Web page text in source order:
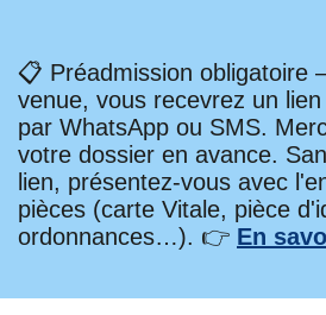
📋 Préadmission obligatoire
venue, vous recevrez un
par WhatsApp ou SMS.
votre dossier en avance.
lien, présentez-vous avec
pièces (carte Vitale, pièce
ordonnances…). 👉 En